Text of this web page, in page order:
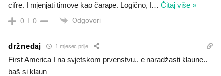
cifre. I mjenjati timove kao čarape. Logično, I… Čitaj više »
0 0 Odgovori
držnedaj 1 mjesec prije
First America I na svjetskom prvenstvu.. e naradžasti klaune..
baš si klaun